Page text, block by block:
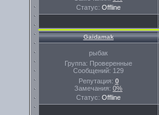
Статус: Offline
Gaidamak
рыбак
Группа: Проверенные
Сообщений: 129
Репутация: 0
Замечания: 0%
Статус: Offline